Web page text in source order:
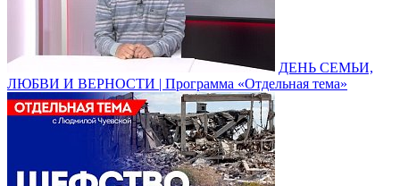
ДЕНЬ СЕМЬИ,
ЛЮБВИ И ВЕРНОСТИ | Программа «Отдельная тема»